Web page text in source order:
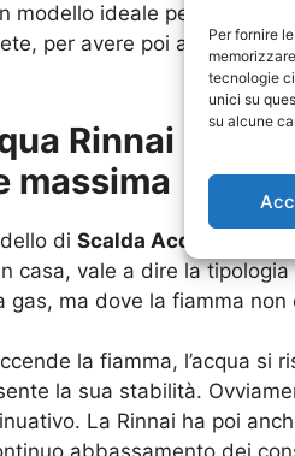
Per fornire
tecnologie
unici su
su alcune
modello ideale per coloro
per avere poi acqua
Rinnai
massima
di Scalda Acqua Rinnai
casa, vale a dire la
gas, ma dove la fiamma
la fiamma, l’acqua
la sua stabilità.
La Rinnai ha poi